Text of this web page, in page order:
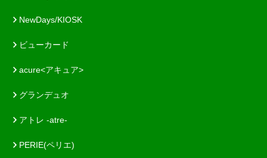
NewDays/KIOSK
ビューカード
acure<アキュア>
グランデュオ
アトレ -atre-
PERIE(ペリエ)